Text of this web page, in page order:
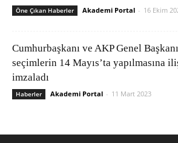
Öne Çıkan Haberler Akademi Portal - 16 Ekim
Cumhurbaşkanı ve AKP Genel
seçimlerin 14 Mayıs’ta yapılmasına
imzaladı
Haberler Akademi Portal - 11 Mart 2023